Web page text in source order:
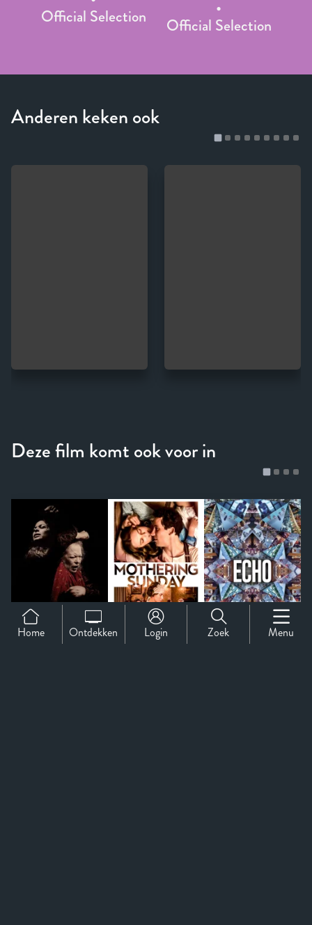
Official Selection
Official Selection
Home Ontdekken Login Zoek Menu